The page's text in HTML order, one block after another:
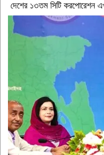
দেশের ১৩তম সিটি করপোরেশন